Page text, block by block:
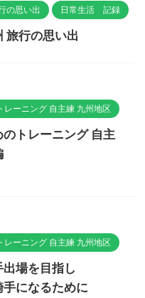
の思い出 日常生活 記録
行の思い出
レーニング 自主練 九州地区
トレーニング 自主
レーニング 自主練 九州地区
場を目指し
になるために